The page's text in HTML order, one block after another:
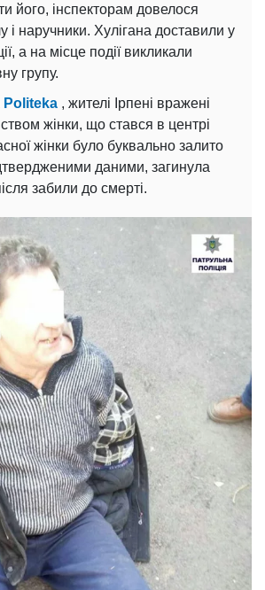
його, інспекторам довелося
і наручники. Хулігана доставили у
а на місце події викликали
групу.
Politeka , жителі Ірпені вражені
жінки, що стався в центрі
жінки було буквально залито
даними, загинула
забили до смерті.